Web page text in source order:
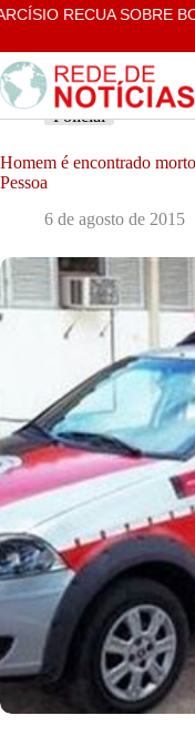
Pular
o
conteúdo
RECUA SOBRE
Policial
Homem é encontrado
Pessoa
6 de agosto de 2015